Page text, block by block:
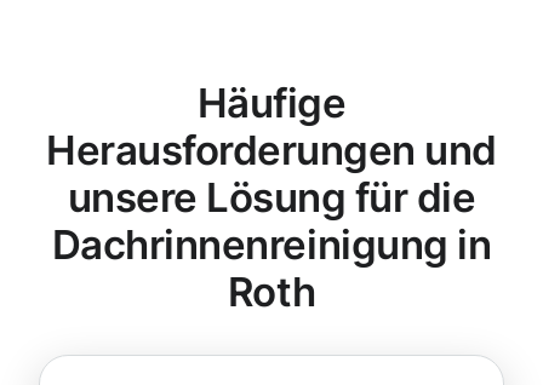
Häufige
Herausforderungen und
unsere Lösung für die
Dachrinnenreinigung in
Roth